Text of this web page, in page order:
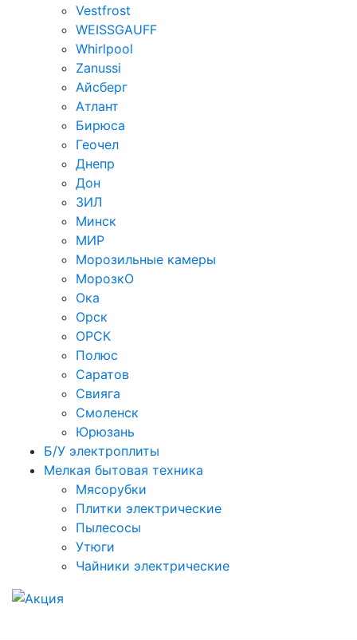
Vestfrost
WEISSGAUFF
Whirlpool
Zanussi
Айсберг
Атлант
Бирюса
Геочел
Днепр
Дон
ЗИЛ
Минск
МИР
Морозильные камеры
МорозкО
Ока
Орск
ОРСК
Полюс
Саратов
Свияга
Смоленск
Юрюзань
Б/У электроплиты
Мелкая бытовая техника
Мясорубки
Плитки электрические
Пылесосы
Утюги
Чайники электрические